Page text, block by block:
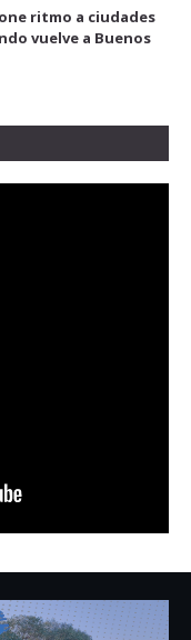
ritmo a ciudades
vuelve a Buenos